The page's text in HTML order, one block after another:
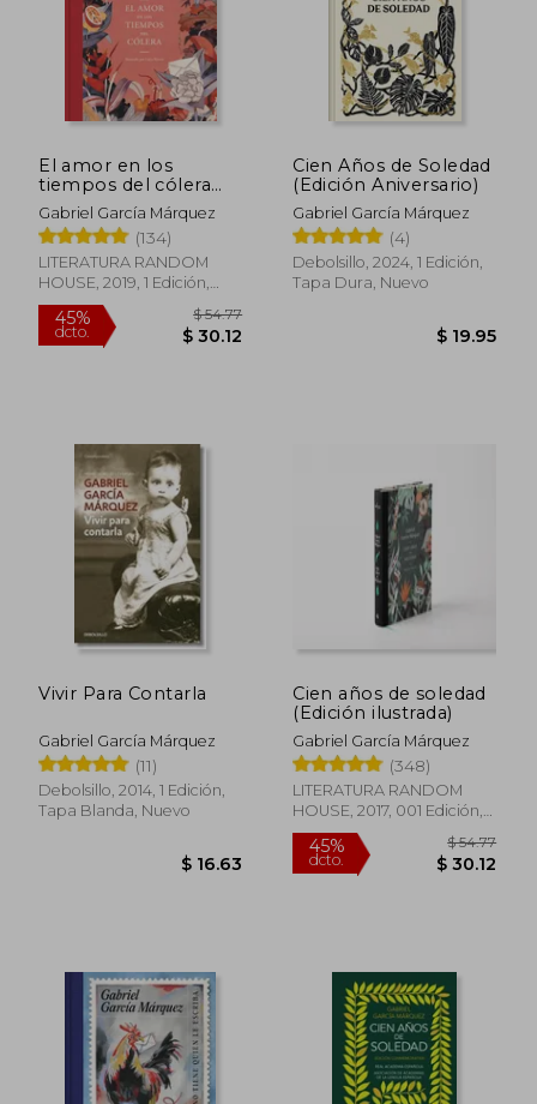
45% $ 36.89 $
El amor en los
tiempos del cólera
(edición ilustrada)
Gabriel García Márquez
(134)
LITERATURA RANDOM
HOUSE, 2019, 1 Edición,
Tapa Dura, Nuevo
45%
dcto. $ 30.12
Cien Años de Soledad
(Edición Aniversario)
Gabriel García Márquez
(4)
Debolsillo, 2024, 1 Edición,
Tapa Dura, Nuevo
Vivir Para Contarla
Gabriel García Márquez
(11)
Debolsillo, 2014, 1 Edición,
Tapa Blanda, Nuevo
Cien años de soledad
(Edición ilustrada)
Gabriel García Márquez
(348)
LITERATURA RANDOM
HOUSE, 2017, 001 Edición,
Tapa Dura, Nuevo